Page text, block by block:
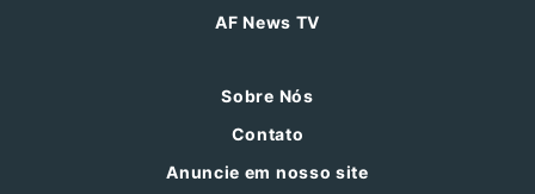
AF News TV
Sobre Nós
Contato
Anuncie em nosso site